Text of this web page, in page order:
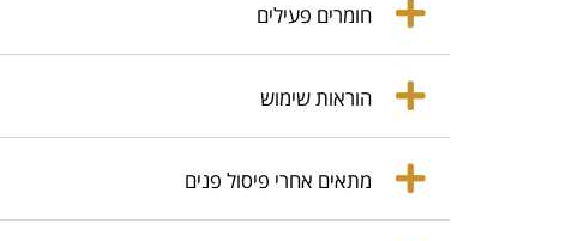
חומרים פעילים
הוראות שימוש
מתאים אחרי פיסול פנים